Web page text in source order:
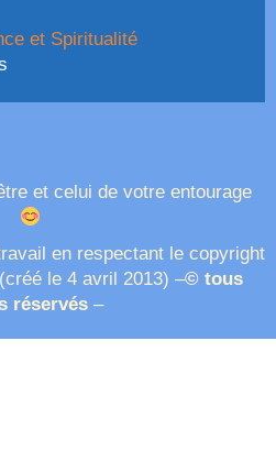
et Spiritualité
et celui de votre entourage
en respectant le copyright
le 4 avril 2013) –© tous
réservés –